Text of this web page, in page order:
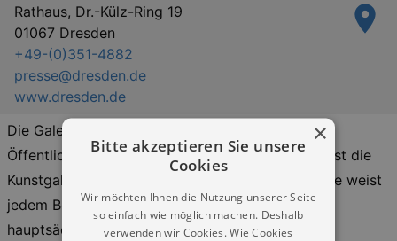
Rathaus, Dr.-Külz-Ring 19
01067 Dresden
+49-(0)351-4882
presse@dresden.de
www.dresden.de
Die Galerie 2. Stock, 2008 vom Amt für Presse-,
Öffentlichkeitsarbeit und Protokoll eingerichtet, ist die
Kunstgalerie im Neuen Rathaus. Der Galerie-Name weist
jedem Besucher den Weg. Präsentiert werden
hauptsächlich einjährige Ausstellungsreihen von
×
Bitte akzeptieren Sie unsere
Cookies
Wir möchten Ihnen die Nutzung unserer Seite
so einfach wie möglich machen. Deshalb
verwenden wir Cookies. Wie Cookies